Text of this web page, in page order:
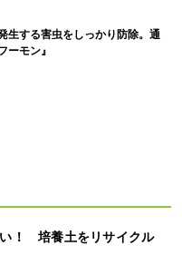
生する害虫をしっかり防除。通
ーモン』
！ 培養土をリサイクル